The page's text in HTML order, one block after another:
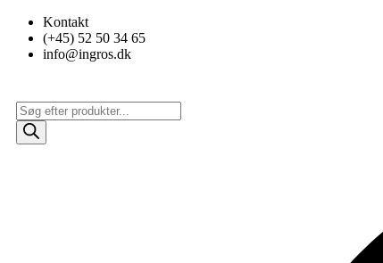
Videre
indhold
Kontakt
(+45) 52 50 34 65
info@ingros.dk
Products
search